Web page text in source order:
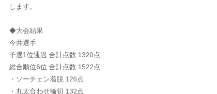
します。
◆大会結果
今井選手
予選1位通過 合計点数 1320点
総合順位6位 合計点数 1522点
・ソーチェン着脱 126点
・丸太合わせ輪切 132点